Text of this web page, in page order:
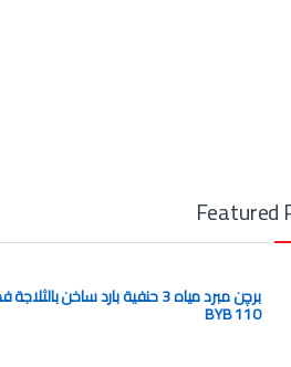
Featured
برچن مبرد مياه 3 حنفية بارد ساخن
BYB 110